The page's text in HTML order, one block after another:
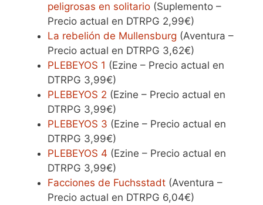
peligrosas en solitario (Suplemento –
Precio actual en DTRPG 2,99€)
La rebelión de Mullensburg (Aventura –
Precio actual en DTRPG 3,62€)
PLEBEYOS 1 (Ezine – Precio actual en
DTRPG 3,99€)
PLEBEYOS 2 (Ezine – Precio actual en
DTRPG 3,99€)
PLEBEYOS 3 (Ezine – Precio actual en
DTRPG 3,99€)
PLEBEYOS 4 (Ezine – Precio actual en
DTRPG 3,99€)
Facciones de Fuchsstadt (Aventura –
Precio actual en DTRPG 6,04€)